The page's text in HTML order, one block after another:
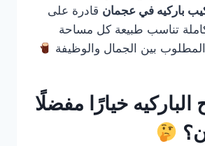
باركيه في عجمان قادرة على
تناسب طبيعة كل مساحة
بين الجمال والوظيفة
الباركيه خيارًا مفضلًا